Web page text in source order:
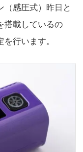
（感圧式）昨日と
搭載しているの
行います。